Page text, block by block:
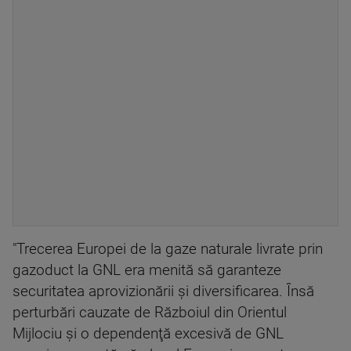
"Trecerea Europei de la gaze naturale livrate prin
gazoduct la GNL era menită să garanteze
securitatea aprovizionării şi diversificarea. Însă
perturbări cauzate de Războiul din Orientul
Mijlociu şi o dependenţă excesivă de GNL